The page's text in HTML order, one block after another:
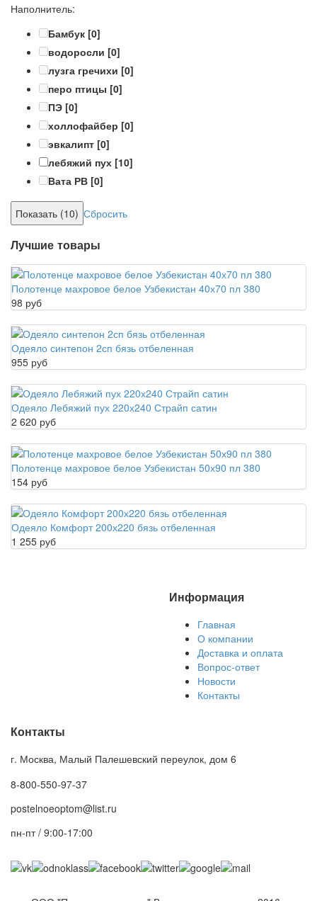
Наполнитель:
Бамбук [0]
водоросли [0]
лузга гречихи [0]
перо птицы [0]
ПЭ [0]
холлофайбер [0]
эвкалипт [0]
лебяжий пух [10]
Вата РВ [0]
Сбросить
Лучшие товары
Полотенце махровое белое Узбекистан 40х70 пл 380
98 руб
Одеяло синтепон 2сп бязь отбеленная
955 руб
Одеяло Лебяжий пух 220х240 Страйп сатин
2 620 руб
Полотенце махровое белое Узбекистан 50х90 пл 380
154 руб
Одеяло Комфорт 200х220 бязь отбеленная
1 255 руб
Информация
Главная
О компании
Доставка и оплата
Вопрос-ответ
Новости
Контакты
Контакты
г. Москва, Малый Палешевский переулок, дом 6
8-800-550-97-37
postelnoeoptom@list.ru
пн-пт / 9:00-17:00